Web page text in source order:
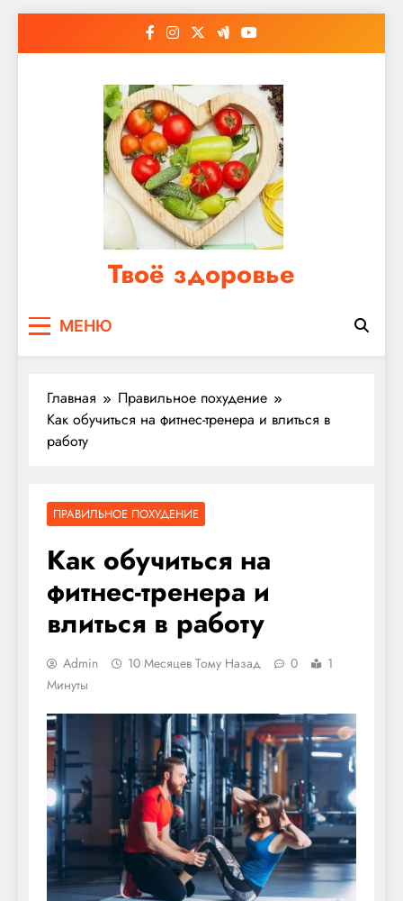
Твоё здоровье
мужском здоровье
МЕНЮ
Главная
Правильное похудение
Как обучиться на фитнес-тренера и влиться в
работу
ПРАВИЛЬНОЕ ПОХУДЕНИЕ
Как обучиться на
фитнес-тренера и
влиться в работу
Admin 10 Месяцев Тому Назад 0
1
Минуты